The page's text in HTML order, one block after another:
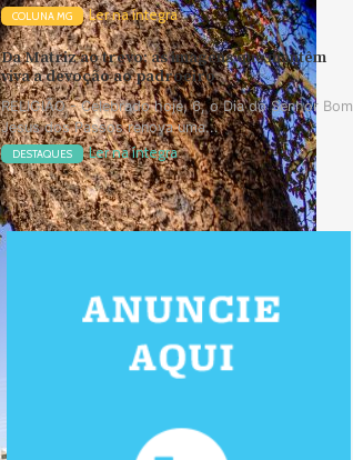
COLUNA MG Ler na íntegra
Da Matriz ao trevo: as imagens que mantêm
viva a devoção ao padroeiro
RELIGIÃO - Celebrado hoje, 6, o Dia do Senhor Bom
Jesus dos Passos renova uma...
DESTAQUES Ler na íntegra